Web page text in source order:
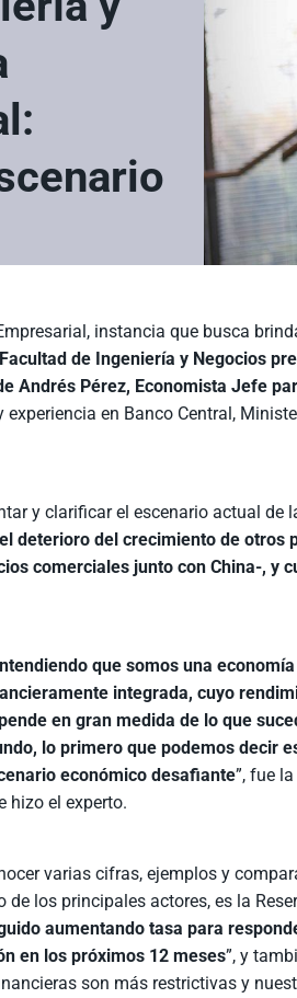
instancia que busca
de Ingeniería y Negocios
Andrés Pérez, Economista Jefe
en Banco Central,
y clarificar el escenario actual de
deterioro del crecimiento de otros
comerciales junto con China-, y
que somos una
integrada, cuyo
en gran medida de lo que
lo primero que podemos decir
económico desafiante”, fue
hizo el experto.
varias cifras, ejemplos y
los principales actores, es la
aumentando tasa para
en los próximos 12 meses”, y
son más restrictivas y